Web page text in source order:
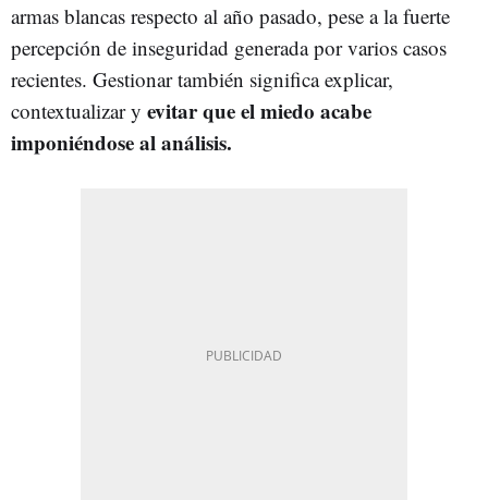
armas blancas respecto al año pasado, pese a la fuerte
percepción de inseguridad generada por varios casos
recientes. Gestionar también significa explicar,
contextualizar y evitar que el miedo acabe
imponiéndose al análisis.